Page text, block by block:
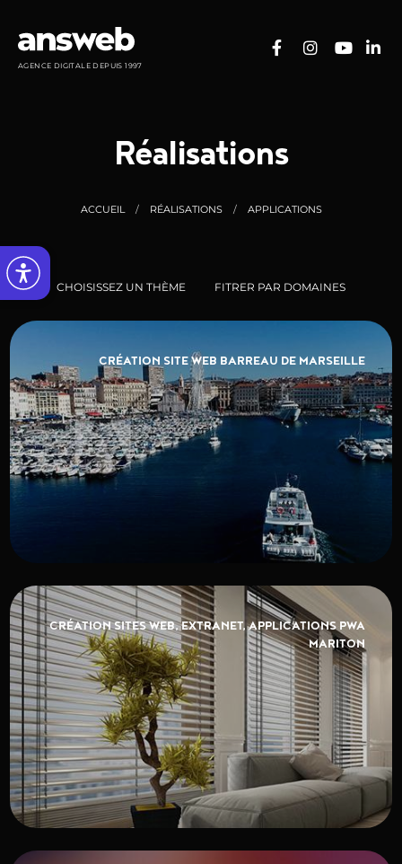
AGENCE DIGITALE DEPUIS 1997
Réalisations
ACCUEIL RÉALISATIONS APPLICATIONS
CHOISISSEZ UN THÈME FITRER PAR DOMAINES
CRÉATION SITE WEB BARREAU DE MARSEILLE
CRÉATION SITES WEB, EXTRANET, APPLICATIONS PWA
MARITON